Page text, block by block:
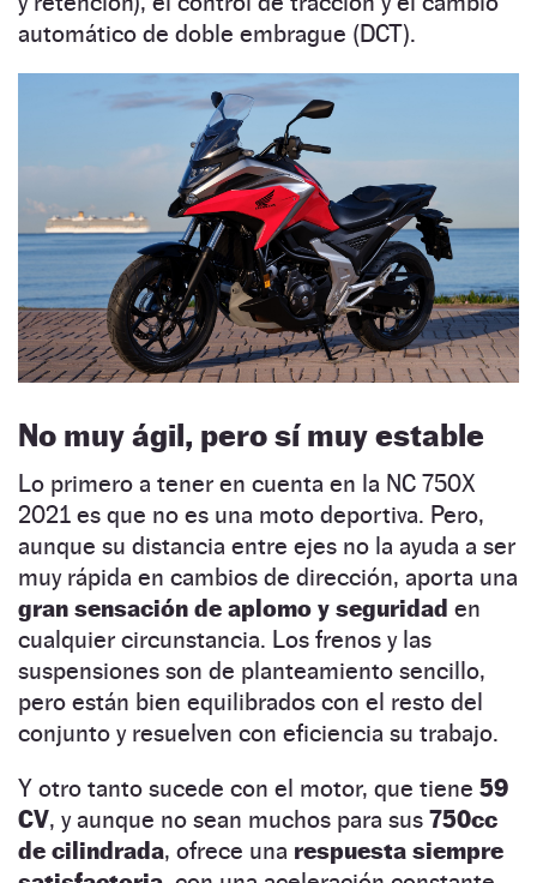
automático de doble embrague (DCT).
No muy ágil, pero sí muy estable
Lo primero a tener en cuenta en la NC 750X
2021 es que no es una moto deportiva. Pero,
aunque su distancia entre ejes no la ayuda a ser
muy rápida en cambios de dirección, aporta una
gran sensación de aplomo y seguridad en
cualquier circunstancia. Los frenos y las
suspensiones son de planteamiento sencillo,
pero están bien equilibrados con el resto del
conjunto y resuelven con eficiencia su trabajo.
Y otro tanto sucede con el motor, que tiene 59
CV, y aunque no sean muchos para sus 750cc
de cilindrada, ofrece una respuesta siempre